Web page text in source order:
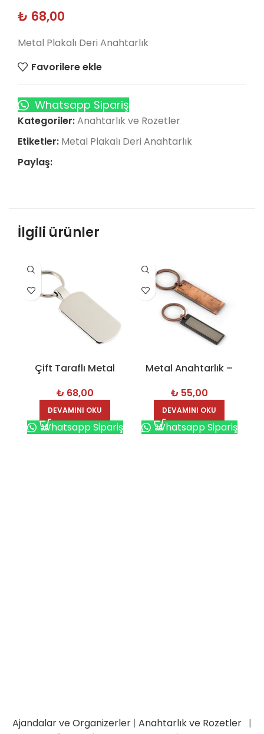
₺ 68,00
Metal Plakalı Deri Anahtarlık
Favorilere ekle
Whatsapp Sipariş
Kategoriler:Anahtarlık ve Rozetler
Etiketler: Metal Plakalı Deri Anahtarlık
Paylaş:
İlgili ürünler
Çift Taraflı Metal
₺ 68,00
DEVAMINI OKU
Whatsapp Sipariş
Metal Anahtarlık –
₺ 55,00
DEVAMINI OKU
Whatsapp Sipariş
Ajandalar ve Organizerler | Anahtarlık ve Rozetler |